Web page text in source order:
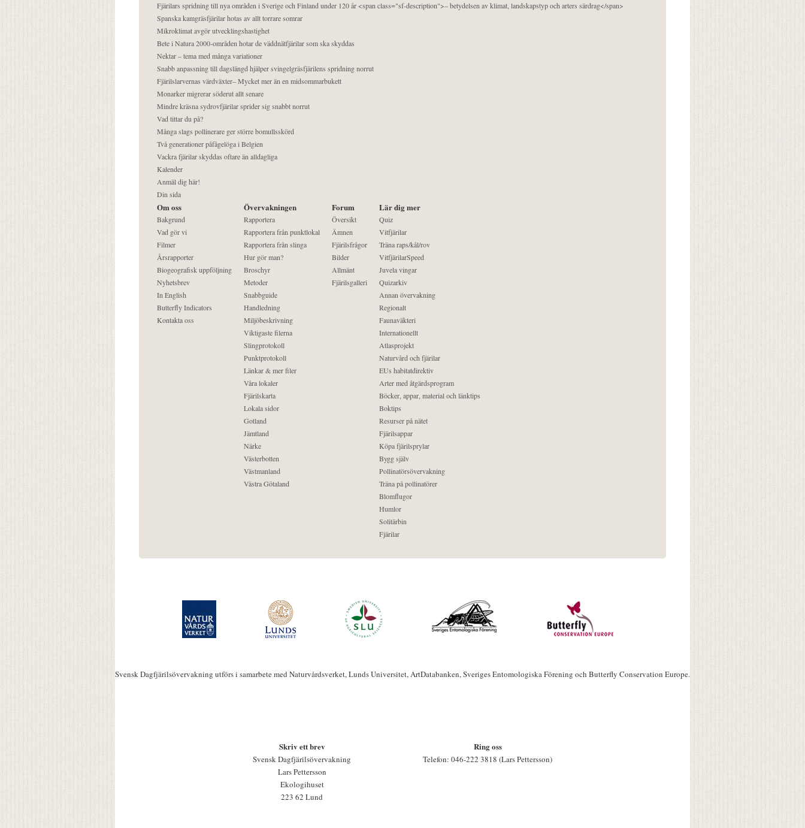
Fjärilars spridning till nya områden i Sverige och Finland under 120 år <span class="sf-description">– betydelsen av klimat, landskapstyp och arters särdrag</span>
Spanska kamgräsfjärilar hotas av allt torrare somrar
Mikroklimat avgör utvecklingshastighet
Bete i Natura 2000-områden hotar de väddnätfjärilar som ska skyddas
Nektar – tema med många variationer
Snabb anpassning till dagslängd hjälper svingelgräsfjärilens spridning norrut
Fjärilslarvernas värdväxter– Mycket mer än en midsommarbukett
Monarker migrerar söderut allt senare
Mindre kräsna sydrovfjärilar sprider sig snabbt norrut
Vad tittar du på?
Många slags pollinerare ger större bomullsskörd
Två generationer påfågelöga i Belgien
Vackra fjärilar skyddas oftare än alldagliga
Kalender
Anmäl dig här!
Din sida
Om oss
Bakgrund
Vad gör vi
Filmer
Årsrapporter
Biogeografisk uppföljning
Nyhetsbrev
In English
Butterfly Indicators
Kontakta oss
Övervakningen
Rapportera
Rapportera från punktlokal
Rapportera från slinga
Hur gör man?
Broschyr
Metoder
Snabbguide
Handledning
Miljöbeskrivning
Viktigaste filerna
Slingprotokoll
Punktprotokoll
Länkar & mer filer
Våra lokaler
Fjärilskarta
Lokala sidor
Gotland
Jämtland
Närke
Västerbotten
Västmanland
Västra Götaland
Forum
Översikt
Ämnen
Fjärilsfrågor
Bilder
Allmänt
Fjärilsgalleri
Lär dig mer
Quiz
Vitfjärilar
Träna raps/kål/rov
VitfjärilarSpeed
Juvela vingar
Quizarkiv
Annan övervakning
Regionalt
Faunaväkteri
Internationellt
Atlasprojekt
Naturvård och fjärilar
EUs habitatdirektiv
Arter med åtgärdsprogram
Böcker, appar, material och länktips
Boktips
Resurser på nätet
Fjärilsappar
Köpa fjärilsprylar
Bygg själv
Pollinatörsövervakning
Träna på pollinatörer
Blomflugor
Humlor
Solitärbin
Fjärilar
Svensk Dagfjärilsövervakning utförs i samarbete med Naturvårdsverket, Lunds Universitet, ArtDatabanken, Sveriges Entomologiska Förening och Butterfly Conservation Europe.
Skriv ett brev
Svensk Dagfjärilsövervakning
Lars Pettersson
Ekologihuset
223 62 Lund
Ring oss
Telefon: 046-222 3818 (Lars Pettersson)